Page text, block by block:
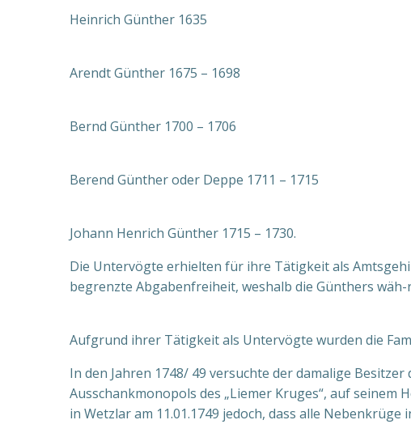
Heinrich Günther 1635
Arendt Günther 1675 – 1698
Bernd Günther 1700 – 1706
Berend Günther oder Deppe 1711 – 1715
Johann Henrich Günther 1715 – 1730.
Die Untervögte erhielten für ihre Tätigkeit als
begrenzte Abgabenfreiheit, weshalb die Günthers
Aufgrund ihrer Tätigkeit als Untervögte wurden die
In den Jahren 1748/ 49 versuchte der damalige
Ausschankmonopols des „Liemer Kruges“, auf
in Wetzlar am 11.01.1749 jedoch, dass alle